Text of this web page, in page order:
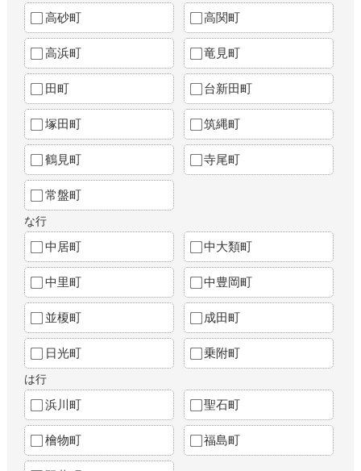
高砂町 高関町
高浜町 竜見町
田町 台新田町
塚田町 筑縄町
鶴見町 寺尾町
常盤町
な行
中居町 中大類町
中里町 中豊岡町
並榎町 成田町
日光町 乗附町
は行
浜川町 聖石町
檜物町 福島町